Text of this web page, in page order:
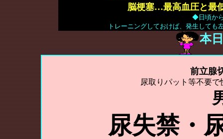
脳梗塞…最高血圧と最
◆日頃か
トレーニングしておけば、発生して
本
前立腺
尿取りパット等不要
尿失禁・